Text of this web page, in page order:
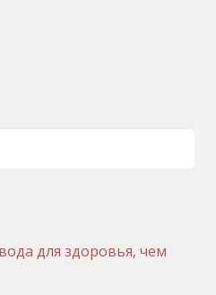
для здоровья, чем